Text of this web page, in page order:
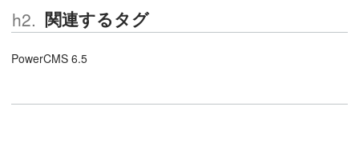
関連するタグ
PowerCMS 6.5